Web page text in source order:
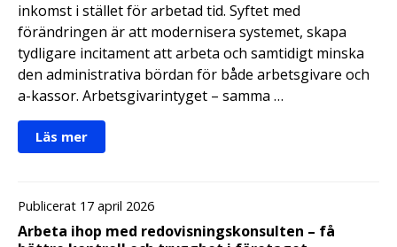
inkomst i stället för arbetad tid. Syftet med
förändringen är att modernisera systemet, skapa
tydligare incitament att arbeta och samtidigt minska
den administrativa bördan för både arbetsgivare och
a-kassor. Arbetsgivarintyget – samma …
Läs mer
Publicerat 17 april 2026
Arbeta ihop med redovisningskonsulten – få